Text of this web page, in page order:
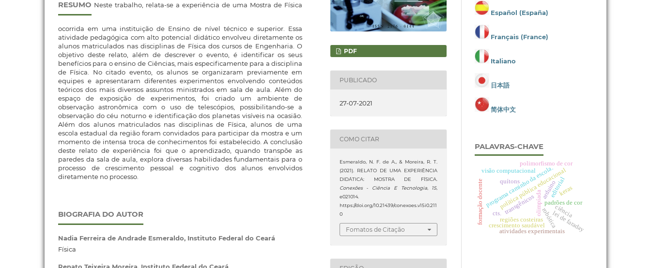
RESUMO Neste trabalho, relata-se a experiência de uma Mostra de Física
ocorrida em uma instituição de Ensino de nível técnico e superior. Essa
atividade pedagógica com alto potencial didático envolveu diretamente os
alunos matriculados nas disciplinas de Física dos cursos de Engenharia. O
objetivo deste relato, além de descrever o evento, é identificar os seus
benefícios para o ensino de Ciências, mais especificamente para a disciplina
de Física. No citado evento, os alunos se organizaram previamente em
equipes e apresentaram diferentes experimentos envolvendo conteúdos
teóricos dos mais diversos assuntos ministrados em sala de aula. Além do
espaço de exposição de experimentos, foi criado um ambiente de
observação astronômica com o uso de telescópios, possibilitando-se a
observação do céu noturno e identificação dos planetas visíveis na ocasião.
Além dos alunos matriculados nas disciplinas de Física, alunos de uma
escola estadual da região foram convidados para participar da mostra e um
momento de intensa troca de conhecimentos foi estabelecido. A conclusão
deste relato de experiência foi que o aprendizado, quando transpõe as
paredes da sala de aula, explora diversas habilidades fundamentais para o
processo de crescimento pessoal e cognitivo dos alunos envolvidos
diretamente no processo.
BIOGRAFIA DO AUTOR
Nadia Ferreira de Andrade Esmeraldo, Instituto Federal do Ceará
Física
PDF
PUBLICADO
27-07-2021
COMO CITAR
Esmeraldo, N. F. de A., & Moreira, R. T.
(2021). RELATO DE UMA EXPERIÊNCIA
DIDÁTICA: MOSTRA DE FÍSICA.
Conexões - Ciência E Tecnologia, 15,
e021014.
https://doi.org/10.21439/conexoes.v15i0.211
0
Fomatos de Citação
Español (España)
Français (France)
Italiano
日本語
简体中文
PALAVRAS-CHAVE
editorial
olimpíada
política pública educacional
programa caminho da escola.padrões de cor
polimorfismo de cor
quítons
regiões costeirasrobótica
visão computacional
keras
crescimento saudável
formação docente transgênicos
cts.
atividades experimentaislei de faraday
ciência
arduino